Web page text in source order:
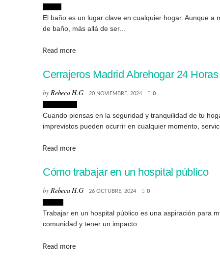
El baño es un lugar clave en cualquier hogar. Aunque
de baño, más allá de ser...
Read moreDetails
Cerrajeros Madrid Abrehogar 24 Horas
byRebeca H.G 20 NOVIEMBRE, 2024 0
Cuando piensas en la seguridad y tranquilidad de tu
imprevistos pueden ocurrir en cualquier momento,
Read moreDetails
Cómo trabajar en un hospital público
byRebeca H.G 26 OCTUBRE, 2024 0
Trabajar en un hospital público es una aspiración para
comunidad y tener un impacto...
Read moreDetails